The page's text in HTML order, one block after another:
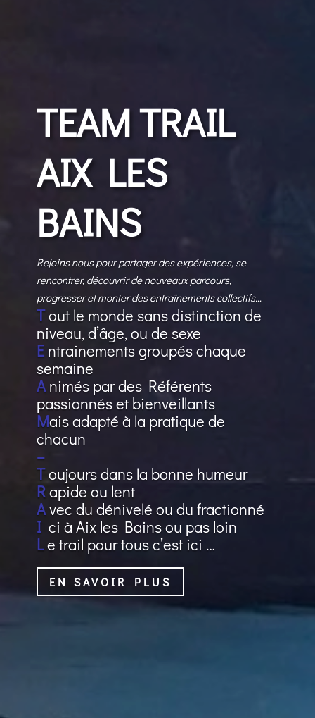
TEAM TRAIL
AIX LES
BAINS
Rejoins nous pour partager des expériences, se
rencontrer, découvrir de nouveaux parcours,
progresser et monter des entraînements collectifs…
Tout le monde sans distinction de
niveau, d’âge, ou de sexe
E ntrainements groupés chaque
semaine
Animés par des Référents
passionnés et bienveillants
Mais adapté à la pratique de
chacun
–
Toujours dans la bonne humeur
Rapide ou lent
Avec du dénivelé ou du fractionné
I ci à Aix les Bains ou pas loin
Le trail pour tous c’est ici …
EN SAVOIR PLUS